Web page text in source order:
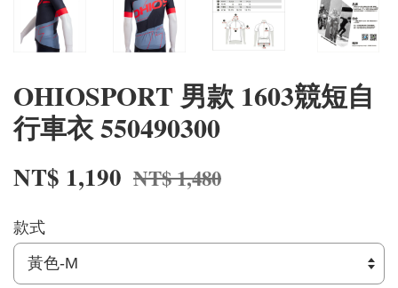
OHIOSPORT 男款 1603競短自
行車衣 550490300
NT$ 1,190 NT$ 1,480
款式